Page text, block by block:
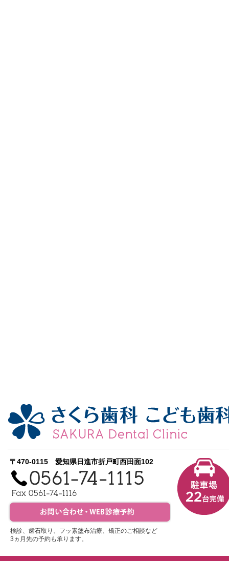
〒470-0115 愛知県日進市折戸町西田面102
検診、歯石取り、フッ素塗布治療、矯正のご相談など
3ヵ月先の予約も承ります。